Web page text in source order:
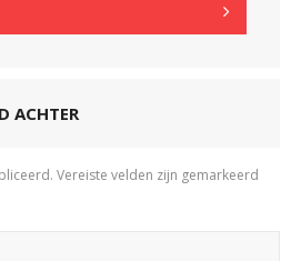
ACHTER
Vereiste velden zijn gemarkeerd